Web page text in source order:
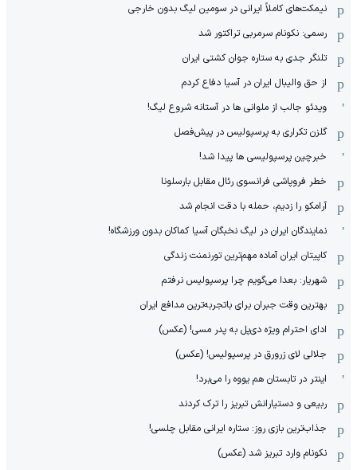
نیمکت‌های کاملاً ایرانی در سومین لیگ بدون خارجی
رسمی: نکونام سرمربی تراکتور شد
تلنگر جدی به ستاره جوان کشتی ایران
از حق والیبال ایران در آسیا دفاع کردم
ویدئو جالب از ملوانی ها در آستانه شروع لیگ!
گلزن تکراری به پرسپولیس در پیش‌فصل
خبرچین پرسپولیسی ها پیدا شد!
خطر فروپاشی فرانسوی رئال مقابل بارسلونا
آرامکو را زدیم، حمله با دقت انجام شد
نمایندگان ایران در لیگ نخبگان آسیا کماکان بدون ورزشگاه!
کاپیتان ایران آماده مهم‌ترین تورنمنت زندگی
شهریار: بعدا می‌گویم چرا پرسپولیس نرفتم
بهترین وقت جبران برای باتجربه‌ترین مدافع ایران
ادای احترام ویژه دی‌پل به پدر مسی! (عکس)
جلالی لای زرورق در پرسپولیس! (عکس)
اینتر در تابستان هم یووه را می‌برد!
ربیعی و دستیارانش تبریز را ترک کردند
جذاب‌ترین بازی روز: ستاره ایرانی مقابل چلسی!
نکونام وارد تبریز شد (عکس)